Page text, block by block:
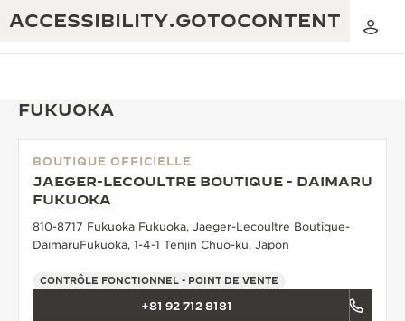
ACCESSIBILITY.GOTOCONTENT
GARANTIE JAEGER-LECOULTRE
GARANTIE DES MONTRES
TIMEKEEPER »
EXCELLENCE : PLUS DE 190 ANS
CRÉATIVITÉ : PLUS DE 430 BREVETS
FUKUOKA
BOUTIQUE OFFICIELLE
JAEGER-LECOULTRE BOUTIQUE - DAIMARU
FUKUOKA
810-8717 Fukuoka Fukuoka, Jaeger-Lecoultre Boutique-
DaimaruFukuoka, 1-4-1 Tenjin Chuo-ku, Japon
CONTRÔLE FONCTIONNEL - POINT DE VENTE
+81 92 712 8181